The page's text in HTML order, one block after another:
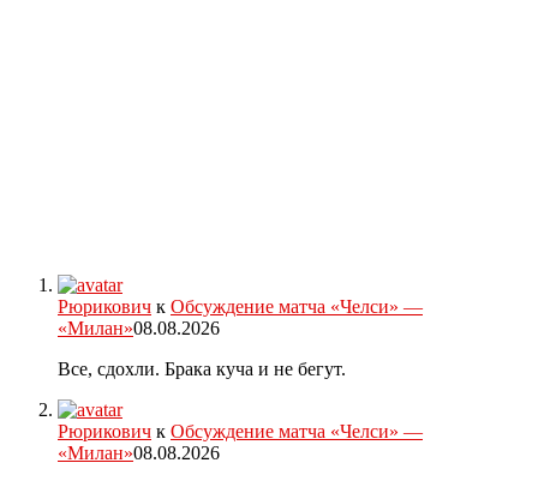
Рюрикович к Обсуждение матча «Челси» —
«Милан»08.08.2026
Все, сдохли. Брака куча и не бегут.
Рюрикович к Обсуждение матча «Челси» —
«Милан»08.08.2026